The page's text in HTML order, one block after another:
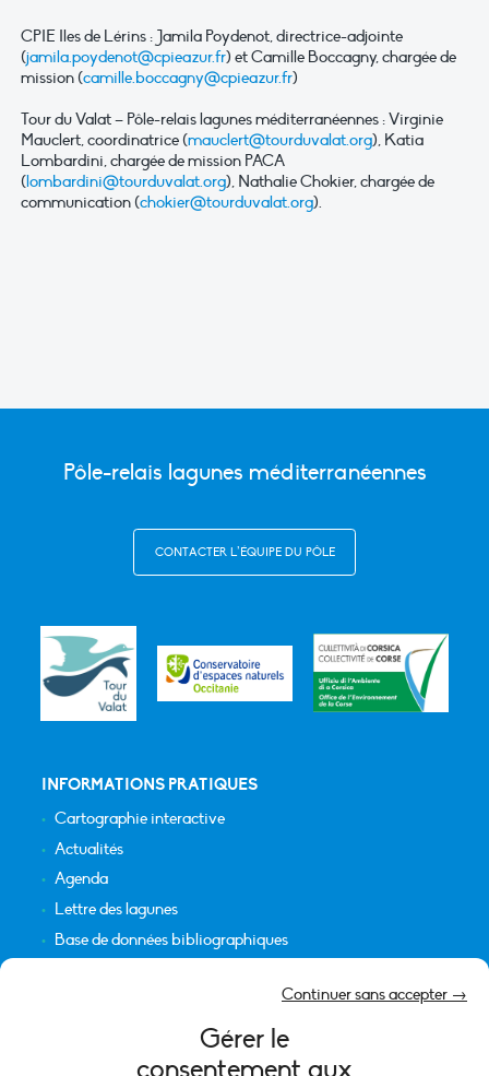
Gérer le
consentement aux
Continuer sans accepter →
CPIE Iles de Lérins : Jamila Poydenot, directrice-adjointe
(jamila.poydenot@cpieazur.fr) et Camille Boccagny, chargée de
mission (camille.boccagny@cpieazur.fr)
Tour du Valat – Pôle-relais lagunes méditerranéennes : Virginie
Mauclert, coordinatrice (mauclert@tourduvalat.org), Katia
Lombardini, chargée de mission PACA
(lombardini@tourduvalat.org), Nathalie Chokier, chargée de
communication (chokier@tourduvalat.org).
Pôle-relais lagunes méditerranéennes
CONTACTER L’ÉQUIPE DU PÔLE
INFORMATIONS PRATIQUES
Cartographie interactive
Actualités
Agenda
Lettre des lagunes
Base de données bibliographiques